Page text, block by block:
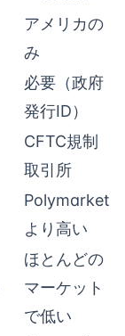
アメリカの
み
必要（政府
発行ID）
CFTC規制
取引所
Polymarket
より高い
ほとんどの
マーケット
で低い